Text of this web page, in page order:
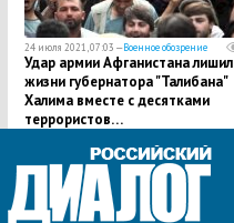
24 июля 2021, 07:03 —Военное обозрение
Удар армии Афганистана лишил
жизни губернатора "Талибана"
Халима вместе с десятками
террористов…